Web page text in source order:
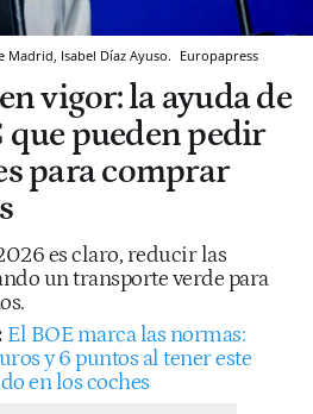
Madrid, Isabel Díaz Ayuso. Europapress
vigor: la ayuda de
pueden pedir
para comprar
es claro, reducir las
un transporte verde para
El BOE marca las normas:
y 6 puntos al tener este
en los coches